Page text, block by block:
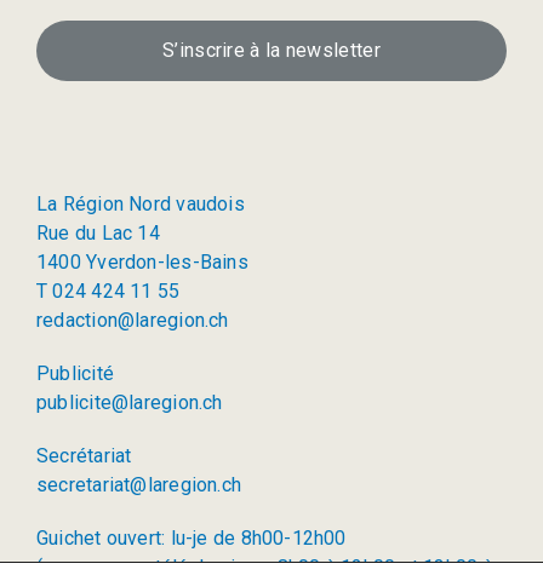
S’inscrire à la newsletter
La Région Nord vaudois
Rue du Lac 14
1400 Yverdon-les-Bains
T 024 424 11 55
redaction@laregion.ch
Publicité
publicite@laregion.ch
Secrétariat
secretariat@laregion.ch
Guichet ouvert: lu-je de 8h00-12h00
(permanence téléphonique: 8h00 à 12h00 et 13h00 à